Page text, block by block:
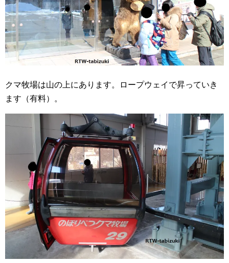
クマ牧場は山の上にあります。ロープウェイで昇っていき
ます（有料）。